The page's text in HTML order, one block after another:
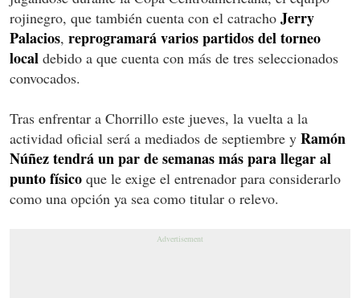
rojinegro, que también cuenta con el catracho Jerry
Palacios, reprogramará varios partidos del torneo
local debido a que cuenta con más de tres seleccionados
convocados.
Tras enfrentar a Chorrillo este jueves, la vuelta a la
actividad oficial será a mediados de septiembre y Ramón
Núñez tendrá un par de semanas más para llegar al
punto físico que le exige el entrenador para considerarlo
como una opción ya sea como titular o relevo.